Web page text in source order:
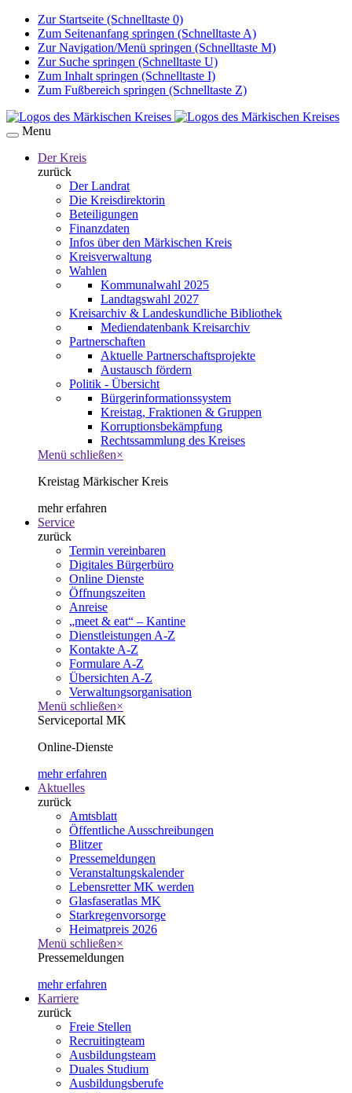
Zur Startseite (Schnelltaste 0)
Zum Seitenanfang springen (Schnelltaste A)
Zur Navigation/Menü springen (Schnelltaste M)
Zur Suche springen (Schnelltaste U)
Zum Inhalt springen (Schnelltaste I)
Zum Fußbereich springen (Schnelltaste Z)
Menu
Der Kreis
zurück
Der Landrat
Die Kreisdirektorin
Beteiligungen
Finanzdaten
Infos über den Märkischen Kreis
Kreisverwaltung
Wahlen
Kommunalwahl 2025
Landtagswahl 2027
Kreisarchiv & Landeskundliche Bibliothek
Mediendatenbank Kreisarchiv
Partnerschaften
Aktuelle Partnerschaftsprojekte
Austausch fördern
Politik - Übersicht
Bürgerinformationssystem
Kreistag, Fraktionen & Gruppen
Korruptionsbekämpfung
Rechtssammlung des Kreises
Menü schließen×
Kreistag Märkischer Kreis
mehr erfahren
Service
zurück
Termin vereinbaren
Digitales Bürgerbüro
Online Dienste
Öffnungszeiten
Anreise
„meet & eat“ – Kantine
Dienstleistungen A-Z
Kontakte A-Z
Formulare A-Z
Übersichten A-Z
Verwaltungsorganisation
Menü schließen×
Serviceportal MK
Online-Dienste
mehr erfahren
Aktuelles
zurück
Amtsblatt
Öffentliche Ausschreibungen
Blitzer
Pressemeldungen
Veranstaltungskalender
Lebensretter MK werden
Glasfaseratlas MK
Starkregenvorsorge
Heimatpreis 2026
Menü schließen×
Pressemeldungen
mehr erfahren
Karriere
zurück
Freie Stellen
Recruitingteam
Ausbildungsteam
Duales Studium
Ausbildungsberufe